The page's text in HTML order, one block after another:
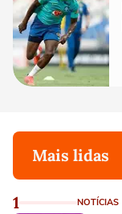
Mais lidas
1 NOTÍCIAS